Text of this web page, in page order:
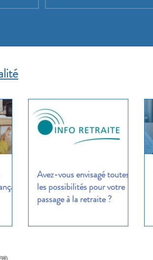
Avez-vous envisagé toutes
les possibilités pour votre
passage à la retraite ?